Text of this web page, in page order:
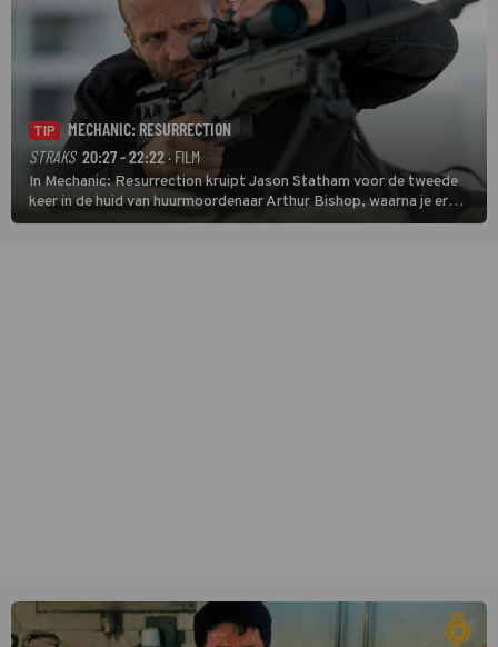
TIP
MECHANIC: RESURRECTION
STRAKS 20:27 - 22:22 · FILM
In Mechanic: Resurrection kruipt Jason Statham voor de tweede
keer in de huid van huurmoordenaar Arthur Bishop, waarna je er
donder op kunt zeggen dat er van Bishops geplande pensioen niet